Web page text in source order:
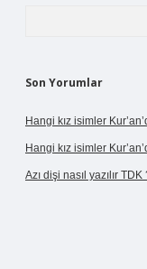
Son Yorumlar
Hangi kız isimler
Hangi kız isimler
Azı dişi nasıl yazılır TDK